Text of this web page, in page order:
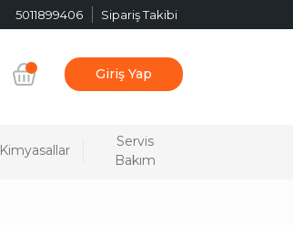
5011899406 Sipariş Takibi
Giriş Yap
Kimyasallar
Servis
Bakım